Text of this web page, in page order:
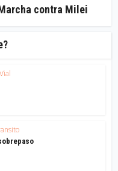
contra Milei